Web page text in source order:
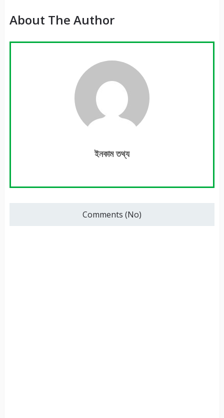
About The Author
ইনকাম তথ্য
Comments (No)